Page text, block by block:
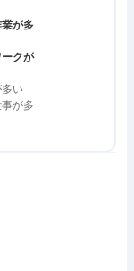
が多
クが
い
が多